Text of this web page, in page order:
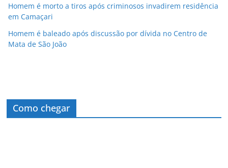
Homem é morto a tiros após criminosos invadirem residência
em Camaçari
Homem é baleado após discussão por dívida no Centro de
Mata de São João
Como chegar